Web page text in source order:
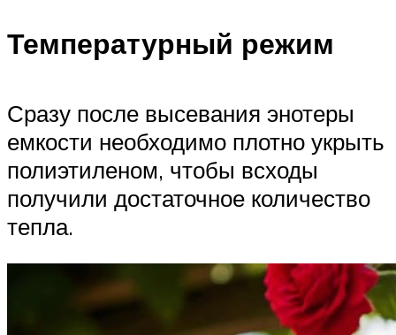
Температурный режим
Сразу после высевания энотеры
емкости необходимо плотно укрыть
полиэтиленом, чтобы всходы
получили достаточное количество
тепла.